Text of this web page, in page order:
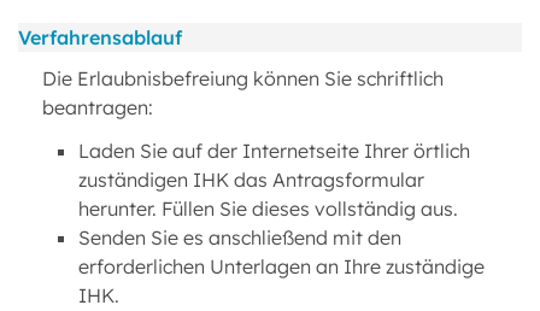
Verfahrensablauf
Die Erlaubnisbefreiung können Sie schriftlich
beantragen:
Laden Sie auf der Internetseite Ihrer örtlich
zuständigen IHK das Antragsformular
herunter. Füllen Sie dieses vollständig aus.
Senden Sie es anschließend mit den
erforderlichen Unterlagen an Ihre zuständige
IHK.